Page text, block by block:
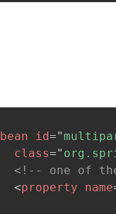
bean id="
class="
<!-- one of
<property name